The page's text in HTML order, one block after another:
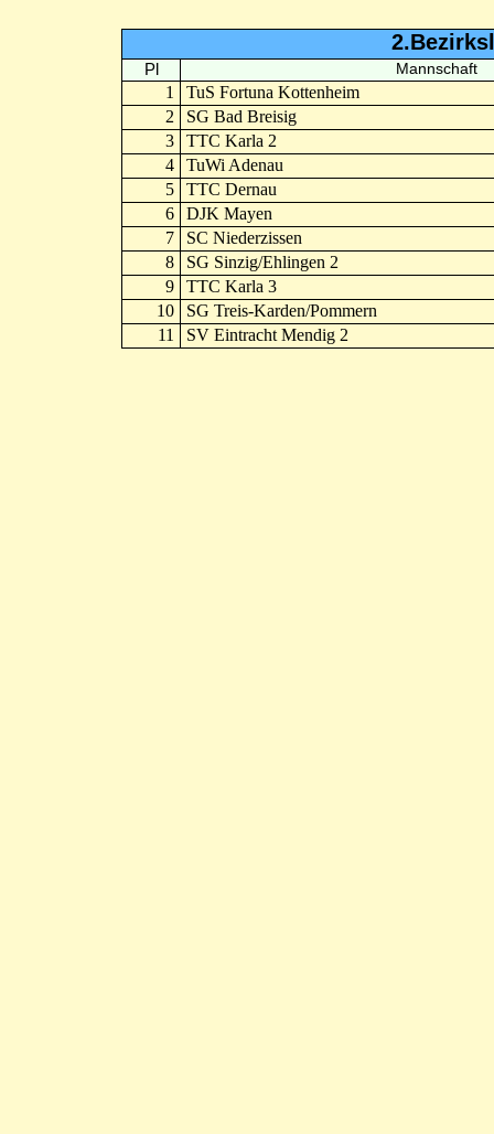
Pl Mannschaft
1
TuS Fortuna Kottenheim
2
SG Bad Breisig
3
TTC Karla 2
4
TuWi Adenau
5
TTC Dernau
6
DJK Mayen
7
SC Niederzissen
8
SG Sinzig/Ehlingen 2
9
TTC Karla 3
10
SG Treis-Karden/Pommern
11
SV Eintracht Mendig 2